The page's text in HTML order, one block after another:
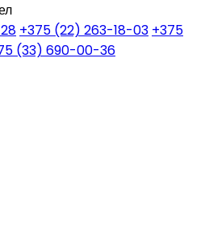
+375 (22) 263-18-03 +375
(33) 690-00-36